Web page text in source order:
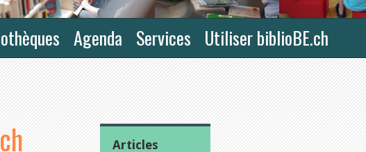
Agenda Services Utiliser biblioBE.ch
Articles